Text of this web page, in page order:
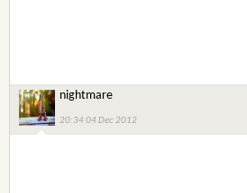
nightmare
20:34 04 Dec 2012